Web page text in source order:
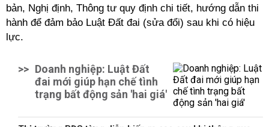
bản, Nghị định, Thông tư quy định chi tiết, hướng dẫn thi
hành để đảm bảo Luật Đất đai (sửa đổi) sau khi có hiệu
lực.
>> Doanh nghiệp: Luật Đất
đai mới giúp hạn chế tình
trạng bất động sản 'hai giá'